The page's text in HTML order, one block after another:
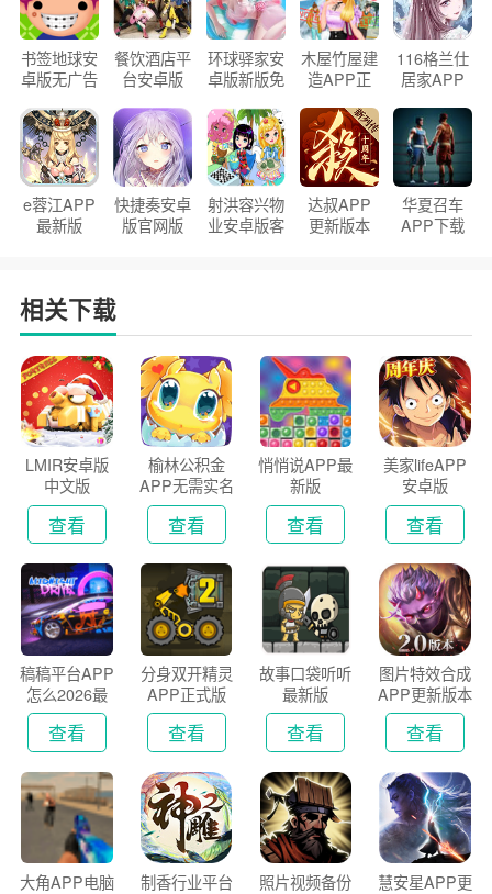
书签地球安
卓版无广告
餐饮酒店平
台安卓版
环球驿家安
卓版新版免
木屋竹屋建
造APP正
116格兰仕
居家APP
e蓉江APP
最新版
快捷奏安卓
版官网版
射洪容兴物
业安卓版客
达叔APP
更新版本
华夏召车
APP下载
相关下载
LMIR安卓版
中文版
查看
榆林公积金
APP无需实名
认证版
查看
悄悄说APP最
新版
查看
美家lifeAPP
安卓版
查看
稿稿平台APP
怎么2026最
新版
查看
分身双开精灵
APP正式版
查看
故事口袋听听
最新版
查看
图片特效合成
APP更新版本
2026
查看
大角APP电脑
制香行业平台
照片视频备份
慧安星APP更